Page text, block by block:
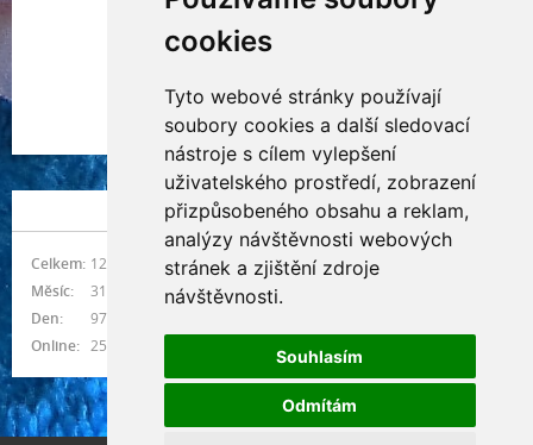
cookies
Tyto webové stránky používají
soubory cookies a další sledovací
nástroje s cílem vylepšení
uživatelského prostředí, zobrazení
přizpůsobeného obsahu a reklam,
analýzy návštěvnosti webových
stránek a zjištění zdroje
návštěvnosti.
Souhlasím
Odmítám
Indianna Ryve
Nostra, CZ
NÁVŠTĚVNOST
Online: 25
Celkem: 1215709
Měsíc:
31422
Den:
976